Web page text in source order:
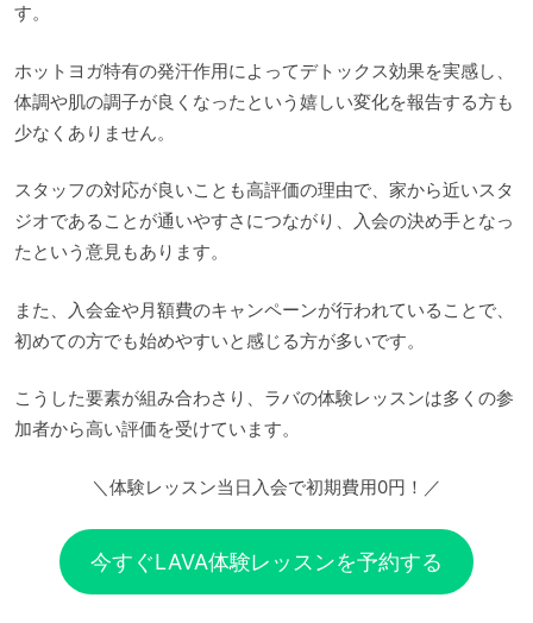
す。
ホットヨガ特有の発汗作用によってデトックス効果を実感し、
体調や肌の調子が良くなったという嬉しい変化を報告する方も
少なくありません。
スタッフの対応が良いことも高評価の理由で、家から近いスタ
ジオであることが通いやすさにつながり、入会の決め手となっ
たという意見もあります。
また、入会金や月額費のキャンペーンが行われていることで、
初めての方でも始めやすいと感じる方が多いです。
こうした要素が組み合わさり、ラバの体験レッスンは多くの参
加者から高い評価を受けています。
＼体験レッスン当日入会で初期費用0円！／
今すぐLAVA体験レッスンを予約する